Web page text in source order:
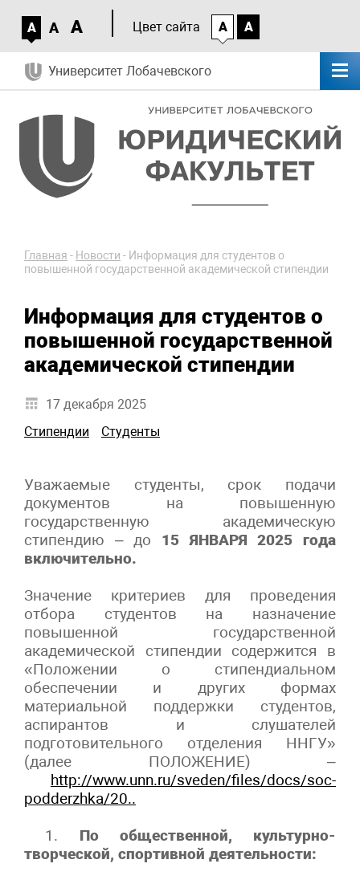
A A A Цвет сайта A A
Университет Лобачевского
Главная - Новости - Информация для студентов о
повышенной государственной академической стипендии
Информация для студентов о
повышенной государственной
академической стипендии
17 декабря 2025
Стипендии
Студенты
Уважаемые студенты, срок подачи
документов на повышенную
государственную академическую
стипендию – до 15 ЯНВАРЯ 2025 года
включительно.
Значение критериев для проведения
отбора студентов на назначение
повышенной государственной
академической стипендии содержится в
«Положении о стипендиальном
обеспечении и других формах
материальной поддержки студентов,
аспирантов и слушателей
подготовительного отделения ННГУ»
(далее ПОЛОЖЕНИЕ) –
http://www.unn.ru/sveden/files/docs/soc-
podderzhka/20..
1. По общественной, культурно-
творческой, спортивной деятельности: